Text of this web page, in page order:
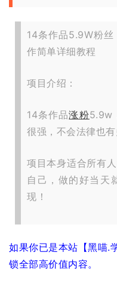
14条作品5.9W粉
作简单详细教程
项目介绍：
14条作品涨粉5.9w
很强，不会法律也
项目本身适合所有
自己，做的好当天
现！
如果你已是本站【黑喵.
锁全部高价值内容。